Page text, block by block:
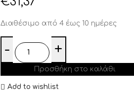
Διαθέσιμο από 4 έως 10 ημέρες
Προσθήκη στο καλάθι
Add to wishlist